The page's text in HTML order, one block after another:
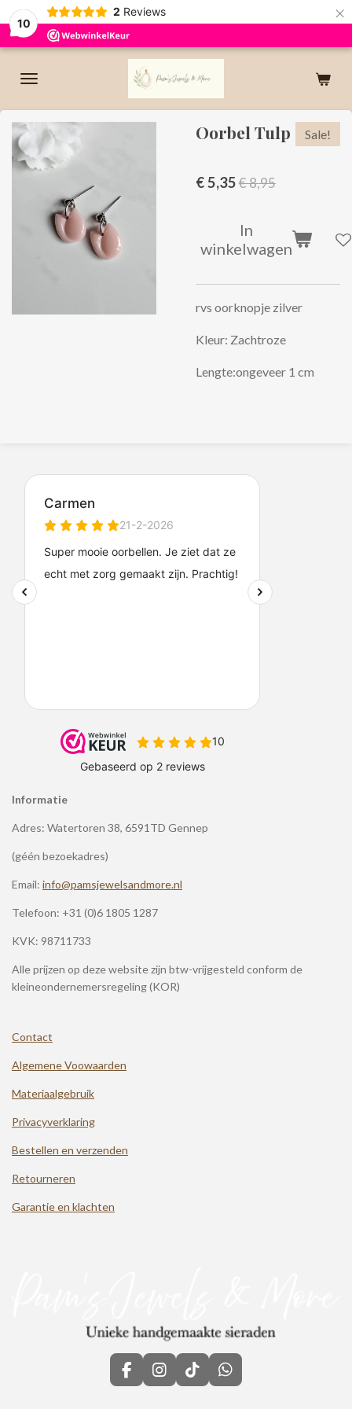
10
2 Reviews ×
Oorbel Tulp Sale!
€ 5,35€ 8,95
In
winkelwagen
rvs oorknopje zilver
Kleur: Zachtroze
Lengte:ongeveer 1 cm
Informatie
Adres: Watertoren 38, 6591TD Gennep
(géén bezoekadres)
Email: info@pamsjewelsandmore.nl
Telefoon: +31 (0)6 1805 1287
KVK: 98711733
Alle prijzen op deze website zijn btw-vrijgesteld conform de
kleineondernemersregeling (KOR)
Contact
Algemene Voowaarden
Materiaalgebruik
Privacyverklaring
Bestellen en verzenden
Retourneren
Garantie en klachten
F
a
I
n
T
i
W
h